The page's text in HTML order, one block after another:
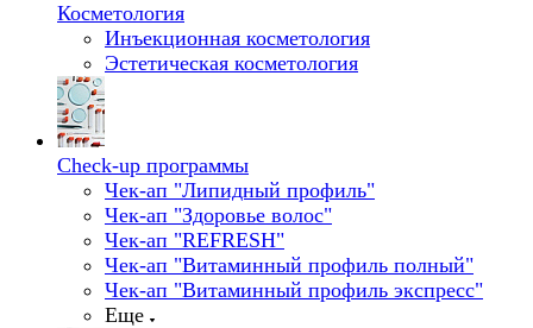
Косметология
Инъекционная косметология
Эстетическая косметология
Check-up программы
Чек-ап "Липидный профиль"
Чек-ап "Здоровье волос"
Чек-ап "REFRESH"
Чек-ап "Витаминный профиль полный"
Чек-ап "Витаминный профиль экспресс"
Еще